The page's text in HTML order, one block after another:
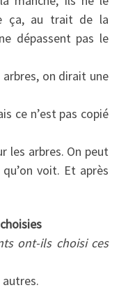
ça, au trait de la
dépassent pas le
on dirait une
ce n’est pas copié
les arbres. On peut
voit. Et après
ont-ils choisi ces
autres.